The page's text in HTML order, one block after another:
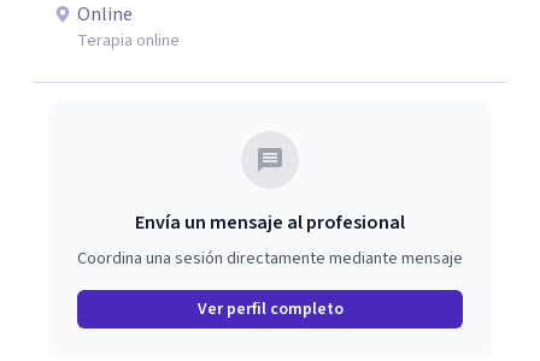
Online
Terapia online
Envía un mensaje al profesional
Coordina una sesión directamente mediante mensaje
Ver perfil completo